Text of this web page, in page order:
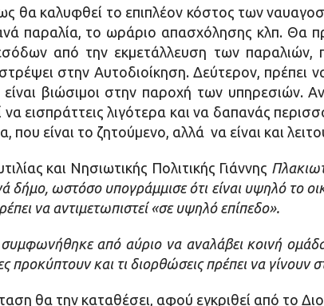
θα καλυφθεί το επιπλέον κόστος των
παραλία, το ωράριο απασχόλησης κλπ. Θα
από την εκμετάλλευση των παραλιών,
στην Αυτοδιοίκηση. Δεύτερον, πρέπει
βιώσιμοι στην παροχή των υπηρεσιών.
εισπράττεις λιγότερα και να δαπανάς
είναι το ζητούμενο, αλλά να είναι και
και Νησιωτικής Πολιτικής Γιάννης
δήμο, ωστόσο υπογράμμισε ότι είναι υψηλό το
να αντιμετωπιστεί «σε υψηλό επίπεδο».
από αύριο να αναλάβει κοινή
προκύπτουν και τι διορθώσεις πρέπει να γίνουν
θα την καταθέσει, αφού εγκριθεί από το